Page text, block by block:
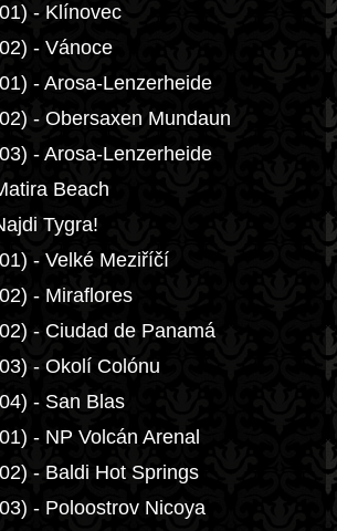
- Klínovec
- Vánoce
- Arosa-Lenzerheide
- Obersaxen Mundaun
- Arosa-Lenzerheide
Beach
Tygra!
- Velké Meziříčí
- Miraflores
- Ciudad de Panamá
- Okolí Colónu
- San Blas
- NP Volcán Arenal
- Baldi Hot Springs
- Poloostrov Nicoya